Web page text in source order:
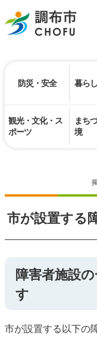
調布市
防災・安全 暮ら
観光・文化・ス
ポーツ
まち
境
市が設置する
障害者施設
す
市が設置する以下の